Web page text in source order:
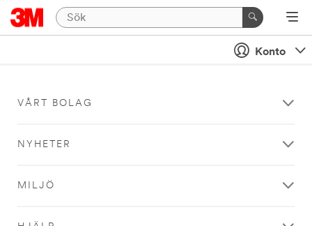
Konto
VÅRT BOLAG
NYHETER
MILJÖ